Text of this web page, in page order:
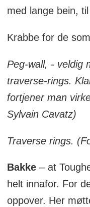
med lange bein,
Krabbe for de
Peg-wall, - veldig
traverse-rings.
fortjener man
Sylvain Cavatz)
Traverse rings.
Bakke– at
helt innafor. For
oppover. Her